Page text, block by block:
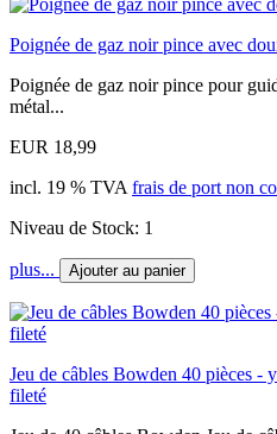
Poignée de gaz noir pince avec
Poignée de gaz noir pince pour
métal...
EUR 18,99
incl. 19 % TVA frais de port non
Niveau de Stock: 1
plus... Ajouter au panier
Jeu de câbles Bowden 40 pièces -
fileté